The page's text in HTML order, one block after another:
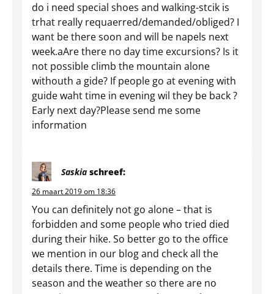
do i need special shoes and walking-stcik is
trhat really requaerred/demanded/obliged? I
want be there soon and will be napels next
week.aAre there no day time excursions? Is it
not possible climb the mountain alone
withouth a gide? If people go at evening with
guide waht time in evening wil they be back ?
Early next day?Please send me some
information
Saskia schreef:
26 maart 2019 om 18:36
You can definitely not go alone – that is
forbidden and some people who tried died
during their hike. So better go to the office
we mention in our blog and check all the
details there. Time is depending on the
season and the weather so there are no